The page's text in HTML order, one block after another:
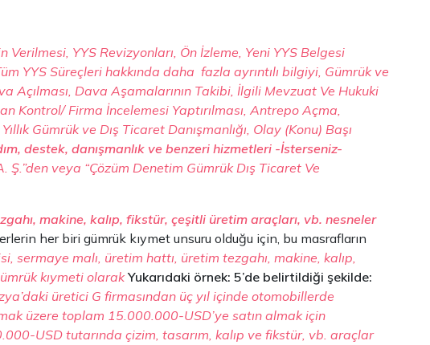
Verilmesi, YYS Revizyonları, Ön İzleme, Yeni YYS Belgesi
YYS Süreçleri hakkında daha fazla ayrıntılı bilgiyi, Gümrük ve
Dava Aşamalarının Takibi, İlgili Mevzuat Ve Hukuki
Kontrol/ Firma İncelemesi Yaptırılması, Antrepo Açma,
Gümrük ve Dış Ticaret Danışmanlığı, Olay (Konu) Başı
destek, danışmanlık ve benzeri hizmetleri -İsterseniz-
veya “Çözüm Denetim Gümrük Dış Ticaret Ve
makine, kalıp, fikstür, çeşitli üretim araçları, vb. nesneler
her biri gümrük kıymet unsuru olduğu için, bu masrafların
malı, üretim hattı, üretim tezgahı, makine, kalıp,
kıymeti olarakYukarıdaki örnek: 5’de belirtildiği şekilde:
üretici G firmasından üç yıl içinde otomobillerde
üzere toplam 15.000.000-USD’ye satın almak için
USD tutarında çizim, tasarım, kalıp ve fikstür, vb. araçlar